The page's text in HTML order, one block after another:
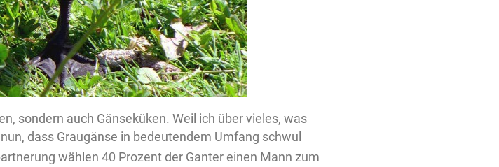
sondern auch Gänseküken. Weil ich über vieles, was
dass Graugänse in bedeutendem Umfang schwul
wählen 40 Prozent der Ganter einen Mann zum